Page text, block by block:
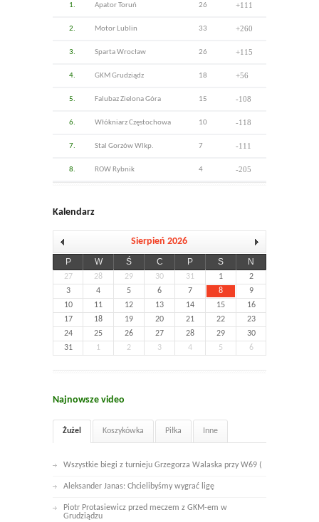
1. Apator Toruń 26 +111
2. Motor Lublin 33 +260
3. Sparta Wrocław 26 +115
4. GKM Grudziądz 18 +56
5. Falubaz Zielona Góra 15 -108
6. Włókniarz Częstochowa 10 -118
7. Stal Gorzów Wlkp. 7 -111
8. ROW Rybnik 4 -205
Kalendarz
Sierpień 2026
P W Ś C P S N
27 28 29 30 31 1
2
3
4 5 6 7 8
9
10
11 12 13 14 15
16
17
18 19 20 21 22
23
24
25 26 27 28 29
30
31
1 2 3 4 5 6
Najnowsze video
Żużel Koszykówka Piłka Inne
Wszystkie biegi z turnieju Grzegorza Walaska przy W69 (
Aleksander Janas: Chcielibyśmy wygrać ligę
Piotr Protasiewicz przed meczem z GKM-em w
Grudziądzu